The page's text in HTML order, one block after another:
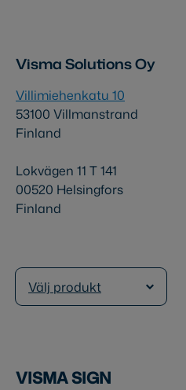
Visma Solutions Oy
Villimiehenkatu 10
53100 Villmanstrand
Finland
Lokvägen 11 T 141
00520 Helsingfors
Finland
Välj produkt
VISMA SIGN